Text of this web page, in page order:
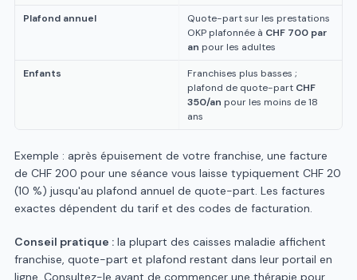
Plafond annuel
Quote-part sur les prestations
OKP plafonnée à CHF 700 par
an pour les adultes
Enfants
Franchises plus basses ;
plafond de quote-part CHF
350/an pour les moins de 18
ans
Exemple : après épuisement de votre franchise, une facture
de CHF 200 pour une séance vous laisse typiquement CHF 20
(10 %) jusqu'au plafond annuel de quote-part. Les factures
exactes dépendent du tarif et des codes de facturation.
Conseil pratique :la plupart des caisses maladie affichent
franchise, quote-part et plafond restant dans leur portail en
ligne. Consultez-le avant de commencer une thérapie pour